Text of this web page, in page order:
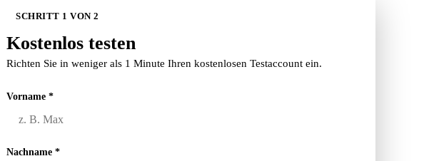
SCHRITT 1 VON2
Kostenlos testen
Richten Sie in weniger als 1 Minute Ihren kostenlosen Testaccount ein.
Vorname *
Nachname *